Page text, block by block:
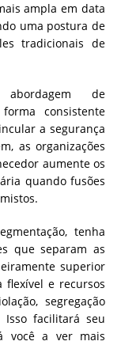
ampla em data
uma postura de
tradicionais de
de
consistente
a segurança
as organizações
aumente os
quando fusões
tenha
que separam as
superior
flexível e recursos
segregação
facilitará seu
você a ver mais